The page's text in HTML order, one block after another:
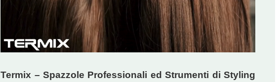
Termix – Spazzole Professionali ed Strumenti di Styling